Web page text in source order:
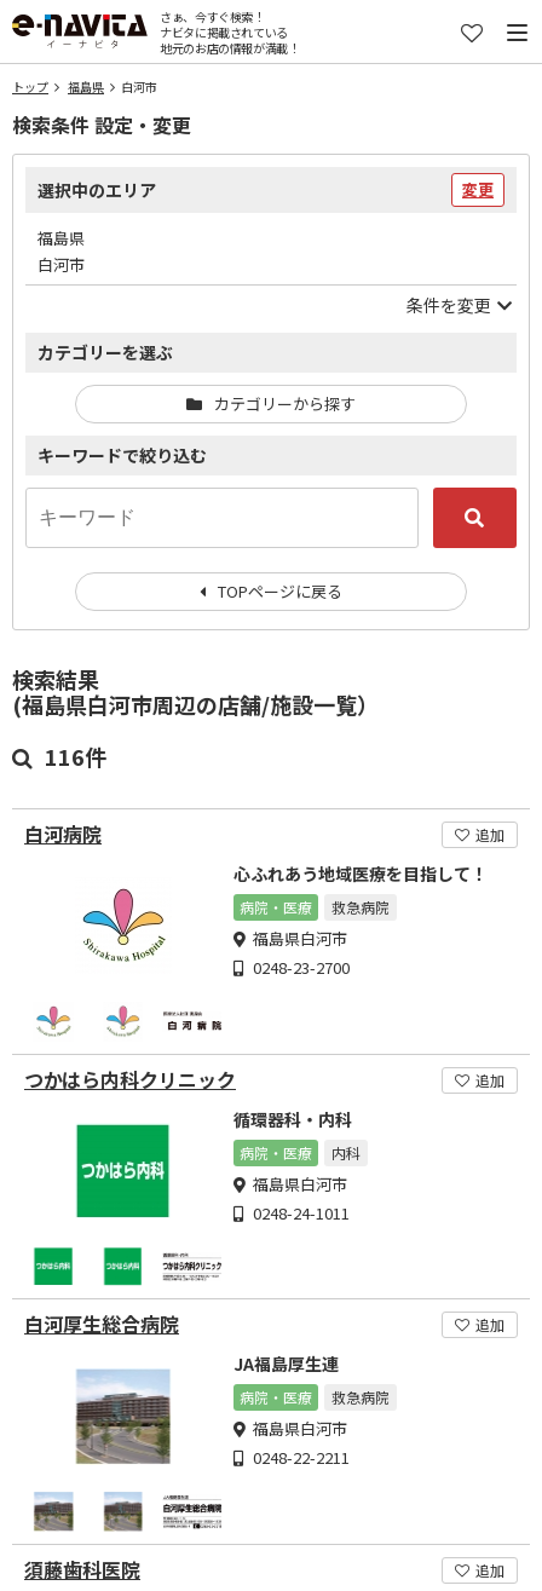
さぁ、今すぐ検索！
ナビタに掲載されている
地元のお店の情報が満載！
トップ 福島県 白河市
検索結果
(福島県白河市周辺の店舗/施設一覧）
116件
白河病院 追加
心ふれあう地域医療を目指して！
病院・医療 救急病院
福島県白河市
0248-23-2700
つかはら内科クリニック 追加
循環器科・内科
病院・医療 内科
福島県白河市
0248-24-1011
白河厚生総合病院 追加
JA福島厚生連
病院・医療 救急病院
福島県白河市
0248-22-2211
須藤歯科医院 追加
検索条件 設定・変更
選択中のエリア 変更
福島県
白河市
条件を変更
カテゴリーを選ぶ
カテゴリーから探す
キーワードで絞り込む
TOPページに戻る